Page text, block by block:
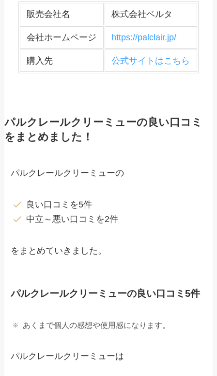
販売会社名 株式会社ベルタ
会社ホームページ https://palclair.jp/
購入先 公式サイトはこちら
パルクレールクリーミューの良い口コミ
をまとめました！
パルクレールクリーミューの
良い口コミを5件
中立～悪い口コミを2件
をまとめていきました。
パルクレールクリーミューの良い口コミ5件
あくまで個人の感想や使用感になります。
パルクレールクリーミューは